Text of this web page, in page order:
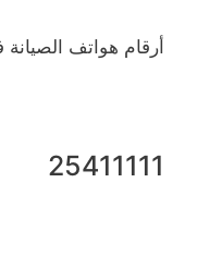
أرقام هواتف
25411111